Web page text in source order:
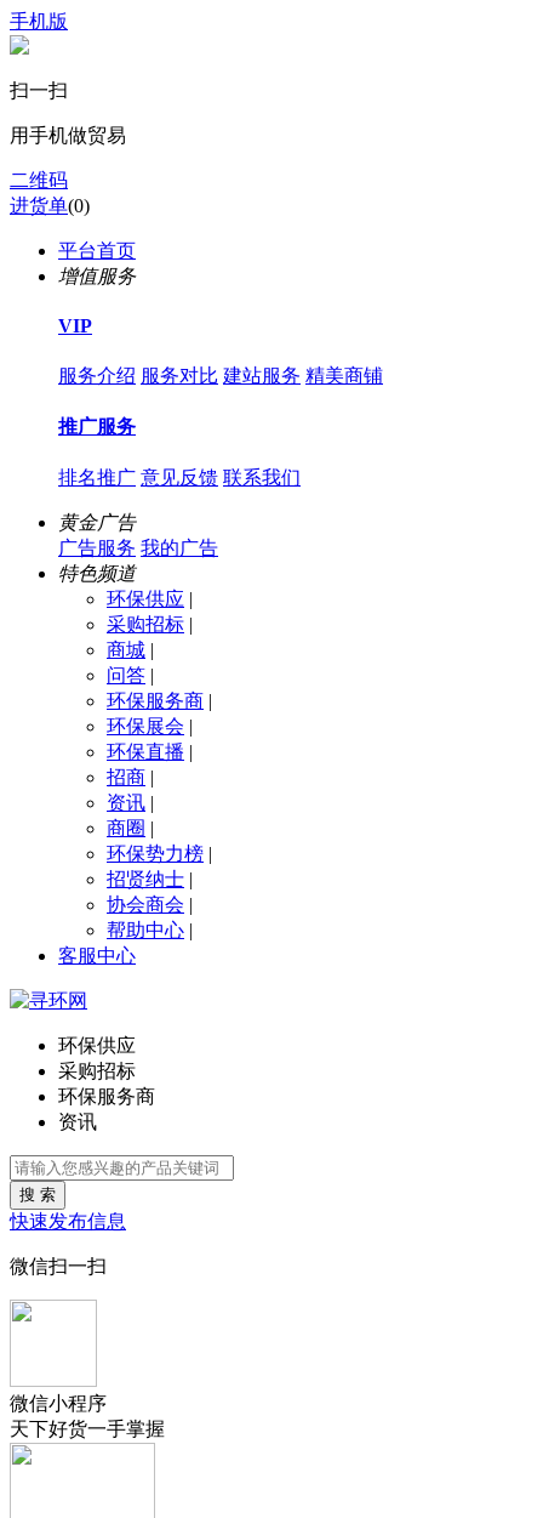
手机版
扫一扫
用手机做贸易
二维码
进货单(0)
平台首页
增值服务
VIP
服务介绍 服务对比 建站服务 精美商铺
推广服务
排名推广 意见反馈 联系我们
黄金广告
广告服务 我的广告
特色频道
环保供应 |
采购招标 |
商城 |
问答 |
环保服务商 |
环保展会 |
环保直播 |
招商 |
资讯 |
商圈 |
环保势力榜 |
招贤纳士 |
协会商会 |
帮助中心 |
客服中心
环保供应
采购招标
环保服务商
资讯
搜 索
快速发布信息
微信扫一扫
微信小程序
天下好货一手掌握